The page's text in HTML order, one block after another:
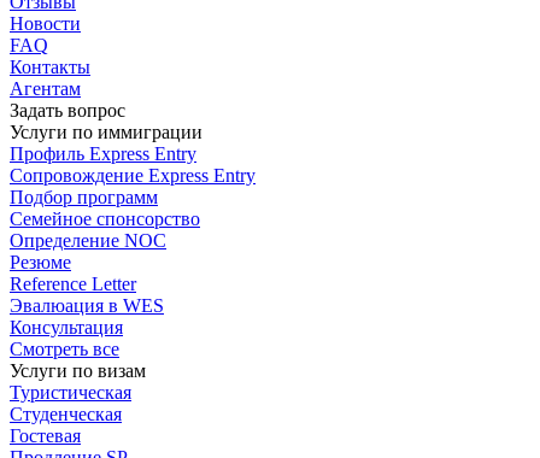
Новости
FAQ
Контакты
Агентам
Задать вопрос
Услуги по иммиграции
Профиль Express Entry
Сопровождение Express Entry
Подбор программ
Семейное спонсорство
Определение NOC
Резюме
Reference Letter
Эвалюация в WES
Консультация
Смотреть все
Услуги по визам
Туристическая
Студенческая
Гостевая